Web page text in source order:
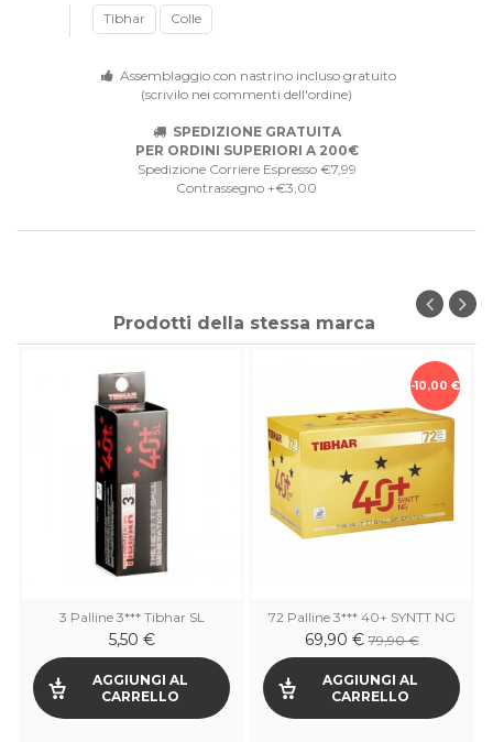
Tibhar Colle
Assemblaggio con nastrino incluso gratuito
(scrivilo nei commenti dell'ordine)
SPEDIZIONE GRATUITA
PER ORDINI SUPERIORI A 200€
Spedizione Corriere Espresso €7,99
Contrassegno +€3,00
Prodotti della stessa marca
3 Palline 3*** Tibhar SL
5,50 €
AGGIUNGI AL
CARRELLO
-10,00 €
72 Palline 3*** 40+ SYNTT NG
69,90 €79,90 €
AGGIUNGI AL
CARRELLO